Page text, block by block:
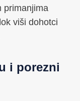
primanjima
viši dohotci
i porezni